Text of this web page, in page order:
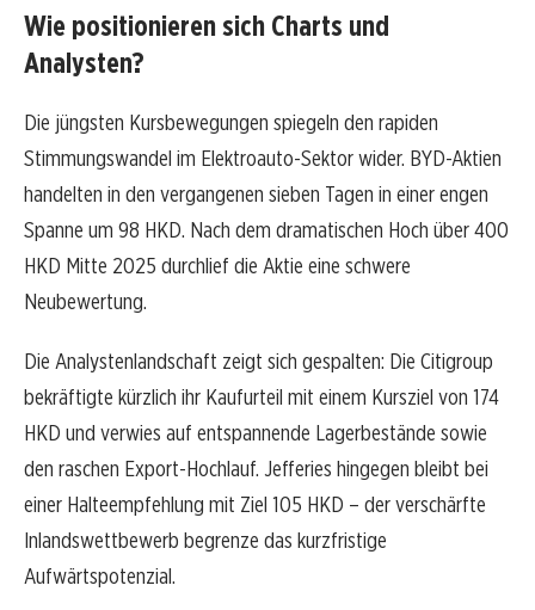
Wie positionieren sich Charts und
Analysten?
Die jüngsten Kursbewegungen spiegeln den rapiden
Stimmungswandel im Elektroauto-Sektor wider. BYD-Aktien
handelten in den vergangenen sieben Tagen in einer engen
Spanne um 98 HKD. Nach dem dramatischen Hoch über 400
HKD Mitte 2025 durchlief die Aktie eine schwere
Neubewertung.
Die Analystenlandschaft zeigt sich gespalten: Die Citigroup
bekräftigte kürzlich ihr Kaufurteil mit einem Kursziel von 174
HKD und verwies auf entspannende Lagerbestände sowie
den raschen Export-Hochlauf. Jefferies hingegen bleibt bei
einer Halteempfehlung mit Ziel 105 HKD – der verschärfte
Inlandswettbewerb begrenze das kurzfristige
Aufwärtspotenzial.